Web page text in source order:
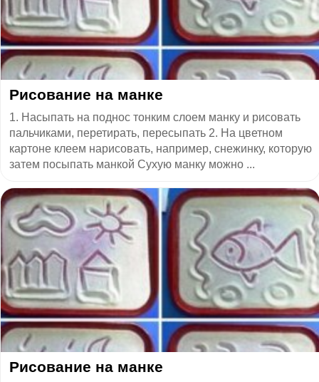
Рисование на манке
1. Насыпать на поднос тонким слоем манку и рисовать
пальчиками, перетирать, пересыпать 2. На цветном
картоне клеем нарисовать, например, снежинку, которую
затем посыпать манкой Сухую манку можно ...
Рисование на манке